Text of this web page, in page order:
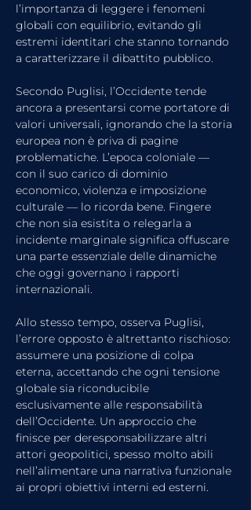
l’importanza di leggere i fenomeni
globali con equilibrio, evitando gli
estremi identitari che stanno tornando
a caratterizzare il dibattito pubblico.
Secondo Puglisi, l’Occidente tende
ancora a presentarsi come portatore di
valori universali, ignorando che la storia
europea non è priva di pagine
problematiche. L’epoca coloniale —
con il suo carico di dominio
economico, violenza e imposizione
culturale — lo ricorda bene. Fingere
che non sia esistita o relegarla a
incidente marginale significa offuscare
una parte essenziale delle dinamiche
che oggi governano i rapporti
internazionali.
Allo stesso tempo, osserva Puglisi,
l’errore opposto è altrettanto rischioso:
assumere una posizione di colpa
eterna, accettando che ogni tensione
globale sia riconducibile
esclusivamente alle responsabilità
dell’Occidente. Un approccio che
finisce per deresponsabilizzare altri
attori geopolitici, spesso molto abili
nell’alimentare una narrativa funzionale
ai propri obiettivi interni ed esterni.